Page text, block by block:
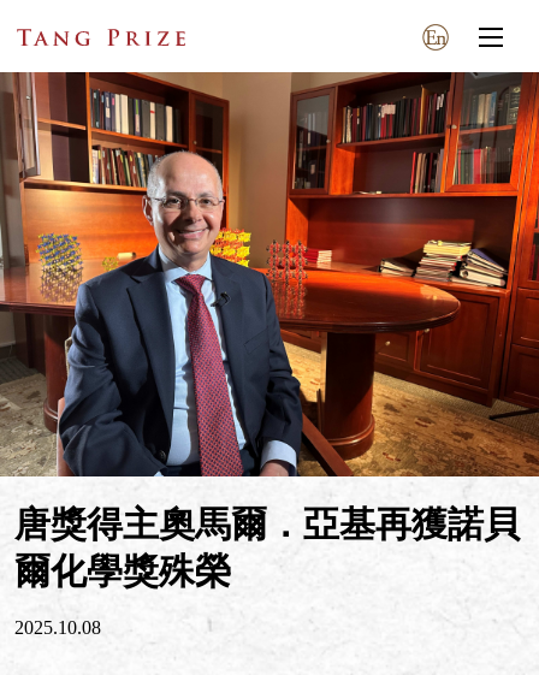
唐獎得主奧馬爾．亞基再獲諾貝
爾化學獎殊榮
2025.10.08